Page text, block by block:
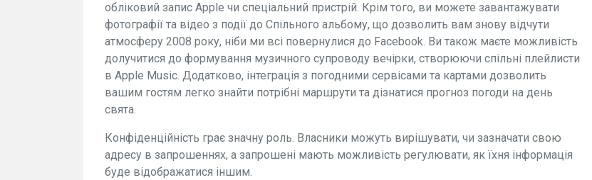
обліковий запис Apple чи спеціальний пристрій. Крім того, ви можете завантажувати
фотографії та відео з події до Спільного альбому, що дозволить вам знову відчути
атмосферу 2008 року, ніби ми всі повернулися до Facebook. Ви також маєте можливість
долучитися до формування музичного супроводу вечірки, створюючи спільні плейлисти
в Apple Music. Додатково, інтеграція з погодними сервісами та картами дозволить
вашим гостям легко знайти потрібні маршрути та дізнатися прогноз погоди на день
свята.
Конфіденційність грає значну роль. Власники можуть вирішувати, чи зазначати свою
адресу в запрошеннях, а запрошені мають можливість регулювати, як їхня інформація
буде відображатися іншим.